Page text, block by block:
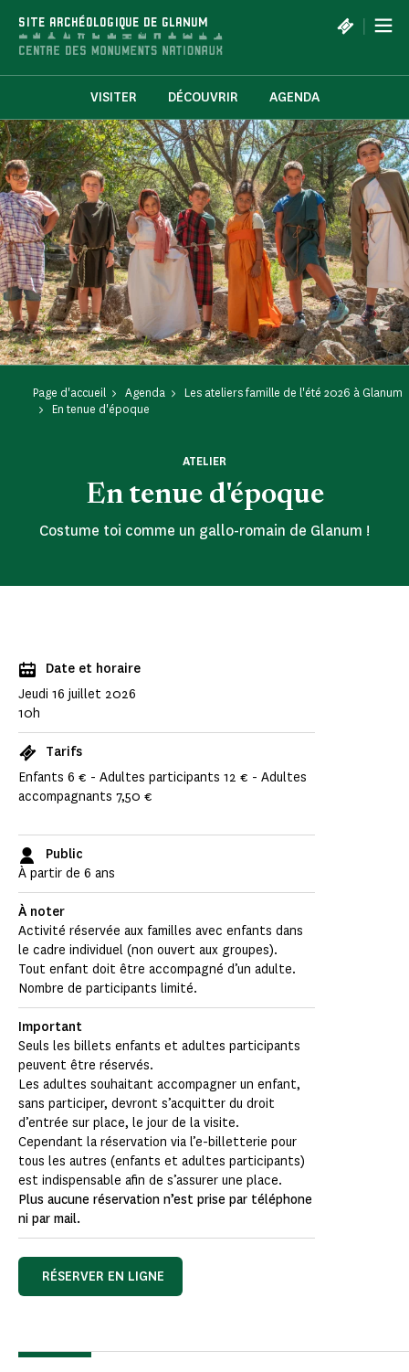
SITE ARCHÉOLOGIQUE DE GLANUM |
VISITER DÉCOUVRIR AGENDA
Page d'accueil Agenda
Les ateliers famille de l'été 2026 à Glanum
En tenue d'époque
En tenue d'époque
ATELIER
Costume toi comme un gallo-romain de Glanum !
Date et horaire
Jeudi 16 juillet 2026
10h
Tarifs
Enfants 6 € - Adultes participants 12 € - Adultes
accompagnants 7,50 €
Public
À partir de 6 ans
À noter
Activité réservée aux familles avec enfants dans
le cadre individuel (non ouvert aux groupes).
Tout enfant doit être accompagné d’un adulte.
Nombre de participants limité.
Important
Seuls les billets enfants et adultes participants
peuvent être réservés.
Les adultes souhaitant accompagner un enfant,
sans participer, devront s’acquitter du droit
d’entrée sur place, le jour de la visite.
Cependant la réservation via l’e-billetterie pour
tous les autres (enfants et adultes participants)
est indispensable afin de s’assurer une place.
Plus aucune réservation n’est prise par téléphone
ni par mail.
RÉSERVER EN LIGNE